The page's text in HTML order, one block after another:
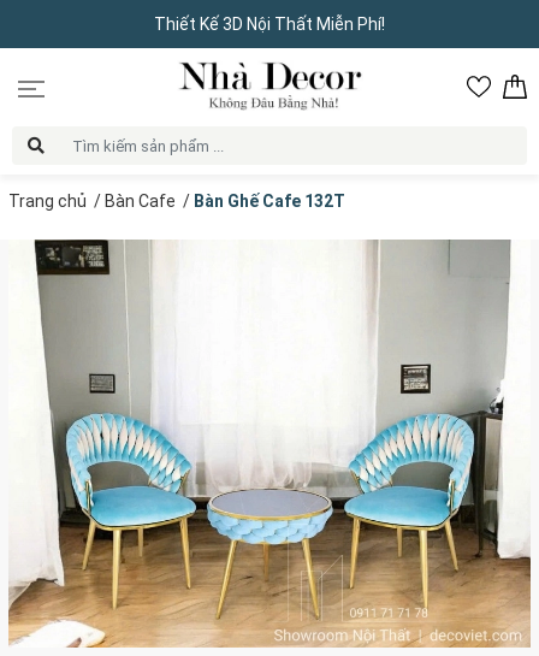
Thiết Kế 3D Nội Thất Miễn Phí!
Trang chủ / Bàn Cafe / Bàn Ghế Cafe 132T